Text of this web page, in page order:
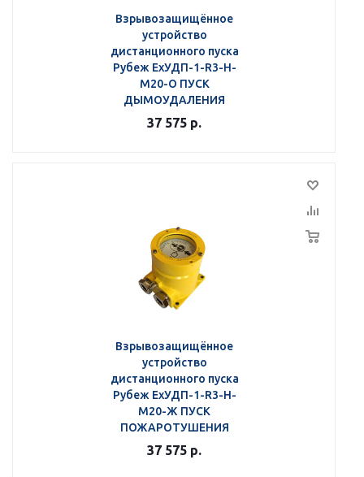
Взрывозащищённое
устройство
дистанционного пуска
Рубеж ЕхУДП-1-R3-Н-
M20-О ПУСК
ДЫМОУДАЛЕНИЯ
37 575 р.
Взрывозащищённое
устройство
дистанционного пуска
Рубеж ЕхУДП-1-R3-Н-
M20-Ж ПУСК
ПОЖАРОТУШЕНИЯ
37 575 р.